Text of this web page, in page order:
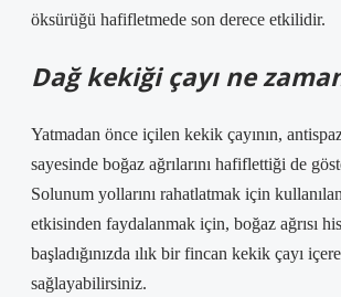
öksürüğü hafifletmede son derece etkilidir.
Dağ kekiği çayı ne
Yatmadan önce içilen kekik çayının,
sayesinde boğaz ağrılarını hafiflettiği de
Solunum yollarını rahatlatmak için
etkisinden faydalanmak için, boğaz ağrısı
başladığınızda ılık bir fincan kekik çayı
sağlayabilirsiniz.